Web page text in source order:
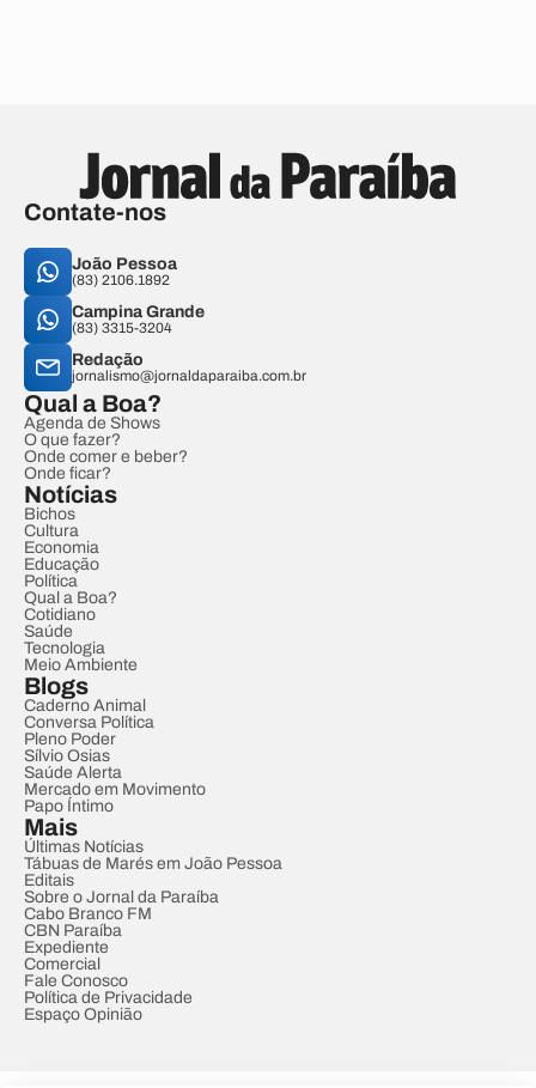
Contate-nos
João Pessoa
(83) 2106.1892
Campina Grande
(83) 3315-3204
Redação
jornalismo@jornaldaparaiba.com.br
Qual a Boa?
Agenda de Shows
O que fazer?
Onde comer e beber?
Onde ficar?
Notícias
Bichos
Cultura
Economia
Educação
Política
Qual a Boa?
Cotidiano
Saúde
Tecnologia
Meio Ambiente
Blogs
Caderno Animal
Conversa Política
Pleno Poder
Sílvio Osias
Saúde Alerta
Mercado em Movimento
Papo Íntimo
Mais
Últimas Notícias
Tábuas de Marés em João Pessoa
Editais
Sobre o Jornal da Paraíba
Cabo Branco FM
CBN Paraíba
Expediente
Comercial
Fale Conosco
Política de Privacidade
Espaço Opinião